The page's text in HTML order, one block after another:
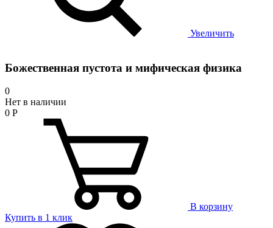
Увеличить
Божественная пустота и мифическая физика
0
Нет в наличии
0 Р
В корзину
Купить в 1 клик